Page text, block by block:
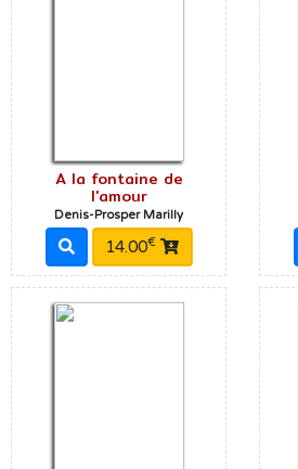
A la fontaine de
l'amour
Denis-Prosper Marilly
14.00€